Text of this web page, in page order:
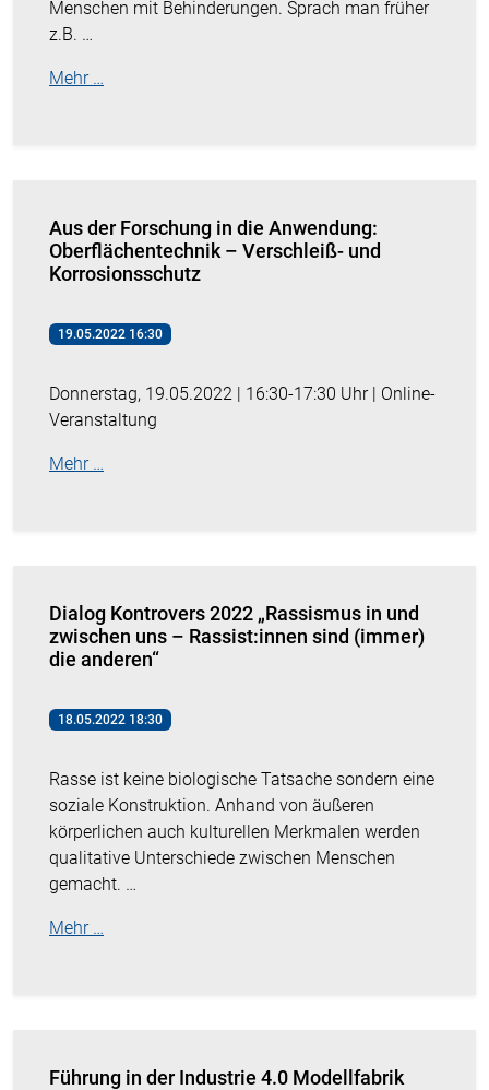
Menschen mit Behinderungen. Sprach man früher
z.B. …
Mehr …
Aus der Forschung in die Anwendung:
Oberflächentechnik – Verschleiß- und
Korrosionsschutz
19.05.2022 16:30
Donnerstag, 19.05.2022 | 16:30-17:30 Uhr | Online-
Veranstaltung
Mehr …
Dialog Kontrovers 2022 „Rassismus in und
zwischen uns – Rassist:innen sind (immer)
die anderen“
18.05.2022 18:30
Rasse ist keine biologische Tatsache sondern eine
soziale Konstruktion. Anhand von äußeren
körperlichen auch kulturellen Merkmalen werden
qualitative Unterschiede zwischen Menschen
gemacht. …
Mehr …
Führung in der Industrie 4.0 Modellfabrik